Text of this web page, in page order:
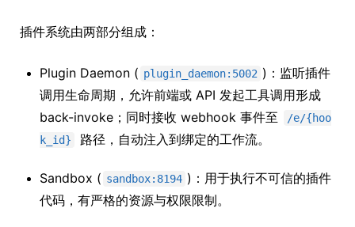
插件系统由两部分组成：
Plugin Daemon ( plugin_daemon:5002 )：监听插件
调用生命周期，允许前端或 API 发起工具调用形成
back-invoke；同时接收 webhook 事件至
/e/{hoo
k_id}
路径，自动注入到绑定的工作流。
Sandbox ( sandbox:8194 )：用于执行不可信的插件
代码，有严格的资源与权限限制。